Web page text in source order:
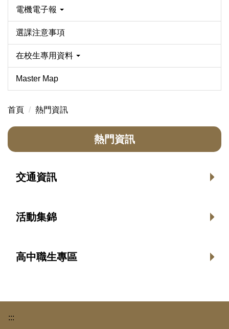
電機電子報
選課注意事項
在校生專用資料
Master Map
首頁 熱門資訊
熱門資訊
交通資訊
活動集錦
高中職生專區
:::